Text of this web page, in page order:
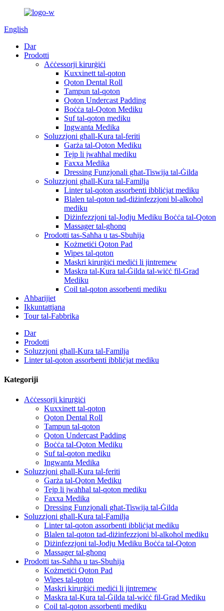
English
Dar
Prodotti
Aċċessorji kirurġiċi
Kuxxinett tal-qoton
Qoton Dental Roll
Tampun tal-qoton
Qoton Undercast Padding
Boċċa tal-Qoton Mediku
Suf tal-qoton mediku
Ingwanta Medika
Soluzzjoni għall-Kura tal-feriti
Garża tal-Qoton Mediku
Tejp li jwaħħal mediku
Faxxa Medika
Dressing Funzjonali għat-Tiswija tal-Ġilda
Soluzzjoni għall-Kura tal-Familja
Linter tal-qoton assorbenti ibbliċjat mediku
Blalen tal-qoton tad-diżinfezzjoni bl-alkoħol
mediku
Diżinfezzjoni tal-Jodju Mediku Boċċa tal-Qoton
Massager tal-għonq
Prodotti tas-Saħħa u tas-Sbuħija
Kożmetiċi Qoton Pad
Wipes tal-qoton
Maskri kirurġiċi mediċi li jintremew
Maskra tal-Kura tal-Ġilda tal-wiċċ fil-Grad
Mediku
Coil tal-qoton assorbenti mediku
Aħbarijiet
Ikkuntattjana
Tour tal-Fabbrika
Dar
Prodotti
Soluzzjoni għall-Kura tal-Familja
Linter tal-qoton assorbenti ibbliċjat mediku
Kategoriji
Aċċessorji kirurġiċi
Kuxxinett tal-qoton
Qoton Dental Roll
Tampun tal-qoton
Qoton Undercast Padding
Boċċa tal-Qoton Mediku
Suf tal-qoton mediku
Ingwanta Medika
Soluzzjoni għall-Kura tal-feriti
Garża tal-Qoton Mediku
Tejp li jwaħħal tal-qoton mediku
Faxxa Medika
Dressing Funzjonali għat-Tiswija tal-Ġilda
Soluzzjoni għall-Kura tal-Familja
Linter tal-qoton assorbenti ibbliċjat mediku
Blalen tal-qoton tad-diżinfezzjoni bl-alkoħol mediku
Diżinfezzjoni tal-Jodju Mediku Boċċa tal-Qoton
Massager tal-għonq
Prodotti tas-Saħħa u tas-Sbuħija
Kożmetiċi Qoton Pad
Wipes tal-qoton
Maskri kirurġiċi mediċi li jintremew
Maskra tal-Kura tal-Ġilda tal-wiċċ fil-Grad Mediku
Coil tal-qoton assorbenti mediku